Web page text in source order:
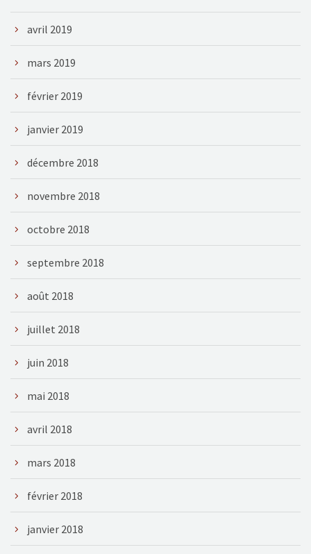
avril 2019
mars 2019
février 2019
janvier 2019
décembre 2018
novembre 2018
octobre 2018
septembre 2018
août 2018
juillet 2018
juin 2018
mai 2018
avril 2018
mars 2018
février 2018
janvier 2018